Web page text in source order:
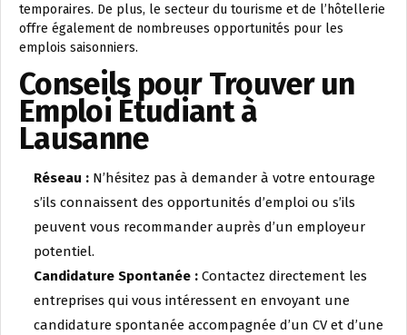
temporaires. De plus, le secteur du tourisme et de l’hôtellerie
offre également de nombreuses opportunités pour les
emplois saisonniers.
Conseils pour Trouver un
Emploi Étudiant à
Lausanne
Réseau : N’hésitez pas à demander à votre entourage
s’ils connaissent des opportunités d’emploi ou s’ils
peuvent vous recommander auprès d’un employeur
potentiel.
Candidature Spontanée : Contactez directement les
entreprises qui vous intéressent en envoyant une
candidature spontanée accompagnée d’un CV et d’une